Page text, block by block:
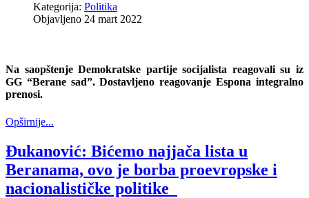
Kategorija: Politika
Objavljeno 24 mart 2022
Na saopštenje Demokratske partije socijalista reagovali su iz
GG “Berane sad”. Dostavljeno reagovanje Espona integralno
prenosi.
Opširnije...
Đukanović: Bićemo najjača lista u
Beranama, ovo je borba proevropske i
nacionalističke politike